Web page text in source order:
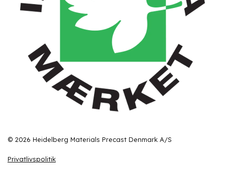
© 2026 Heidelberg Materials Precast Denmark A/S
Privatlivspolitik